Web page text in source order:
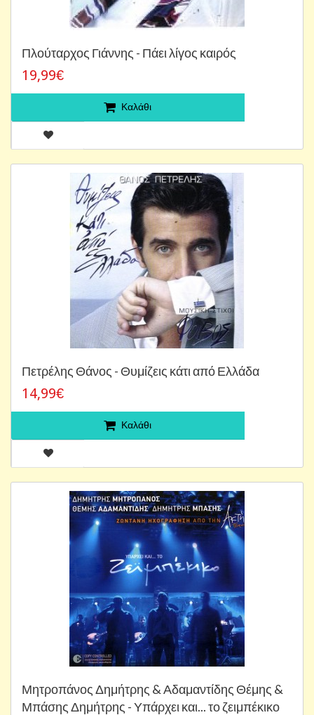
Πλούταρχος Γιάννης - Πάει λίγος καιρός
19,99€
Καλάθι
Πετρέλης Θάνος - Θυμίζεις κάτι από Ελλάδα
14,99€
Καλάθι
Μητροπάνος Δημήτρης & Αδαμαντίδης Θέμης &
Μπάσης Δημήτρης - Υπάρχει και... το ζειμπέκικο